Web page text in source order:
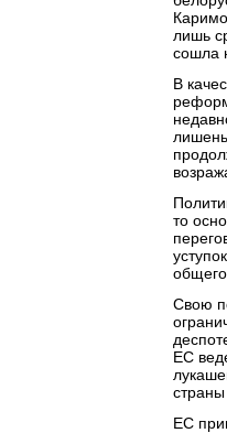
лишь
сошла
В
то
общего.
Свою
ЕС
ЕС